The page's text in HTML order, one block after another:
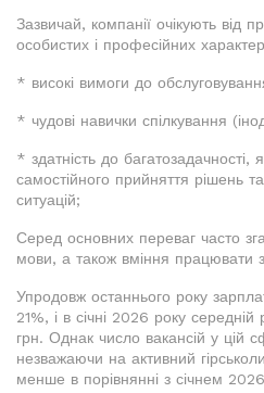
Зазвичай, компанії очікують від
особистих і професійних
* високі вимоги до
* чудові навички спілкування
* здатність до багатозадачності,
самостійного прийняття рішень
ситуацій;
Серед основних переваг часто
мови, а також вміння працювати
Упродовж останнього року
21%, і в січні 2026 року
грн. Однак число вакансій у цій
незважаючи на активний
менше в порівнянні з січнем